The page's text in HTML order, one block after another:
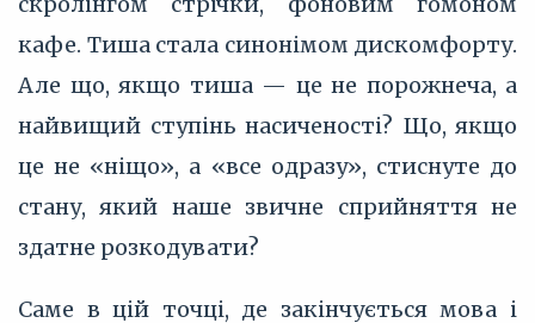
кафе. Тиша стала синонімом дискомфорту.
Але що, якщо тиша — це не порожнеча, а
найвищий ступінь насиченості? Що, якщо
це не «ніщо», а «все одразу», стиснуте до
стану, який наше звичне сприйняття не
здатне розкодувати?
Саме в цій точці, де закінчується мова і